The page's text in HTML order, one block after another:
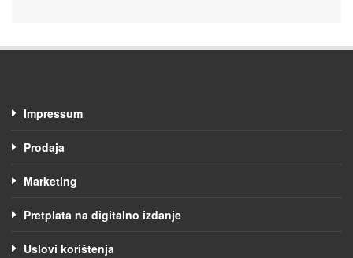
Impressum
Prodaja
Marketing
Pretplata na digitalno izdanje
Uslovi korištenja